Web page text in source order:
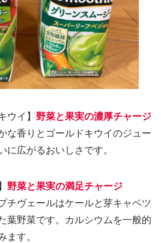
ウイ】 野菜と果実の濃厚チャージ
な香りとゴールドキウイのジュー
に広がるおいしさです。
野菜と果実の満足チャージ
チヴェールはケールと芽キャベツ
葉野菜です。カルシウムを一般的
ます。